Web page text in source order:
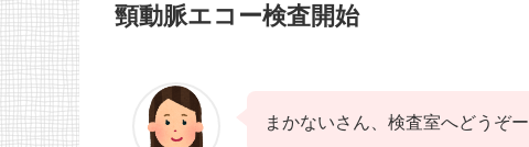
頸動脈エコー検査開始
まかないさん、検査室へどうぞー